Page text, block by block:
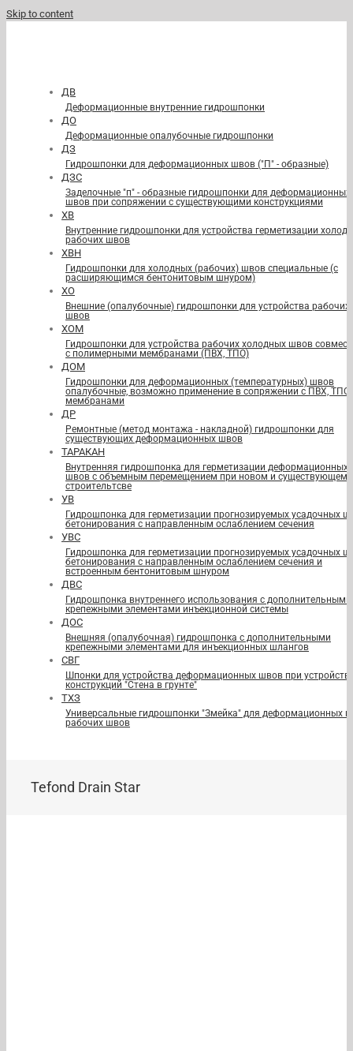
Skip to content
ДВ
Деформационные внутренние гидрошпонки
ДО
Деформационные опалубочные гидрошпонки
ДЗ
Гидрошпонки для деформационных швов ("П" - образные)
ДЗС
Заделочные "п" - образные гидрошпонки для деформационных
швов при сопряжении с существующими конструкциями
ХВ
Внутренние гидрошпонки для устройства герметизации
рабочих швов
ХВН
Гидрошпонки для холодных (рабочих) швов специальные (с
расширяющимся бентонитовым шнуром)
ХО
Внешние (опалубочные) гидрошпонки для устройства рабочих
швов
ХОМ
Гидрошпонки для устройства рабочих холодных швов
с полимерными мембранами (ПВХ, ТПО)
ДОМ
Гидрошпонки для деформационных (температурных) швов
опалубочные, возможно применение в сопряжении с ПВХ, ТПО
мембранами
ДР
Ремонтные (метод монтажа - накладной) гидрошпонки для
существующих деформационных швов
ТАРАКАН
Внутренняя гидрошпонка для герметизации деформационных
швов с объемным перемещением при новом и существующем
строительтсве
УВ
Гидрошпонка для герметизации прогнозируемых усадочных
бетонирования с направленным ослаблением сечения
УВС
Гидрошпонка для герметизации прогнозируемых усадочных
бетонирования с направленным ослаблением сечения и
встроенным бентонитовым шнуром
ДВС
Гидрошпонка внутреннего использования с дополнительными
крепежными элементами инъекционной системы
ДОС
Внешняя (опалубочная) гидрошпонка с дополнительными
крепежными элементами для инъекционных шлангов
СВГ
Шпонки для устройства деформационных швов при
конструкций "Стена в грунте"
ТХЗ
Универсальные гидрошпонки "Змейка" для деформационных и
рабочих швов
Tefond Drain Star